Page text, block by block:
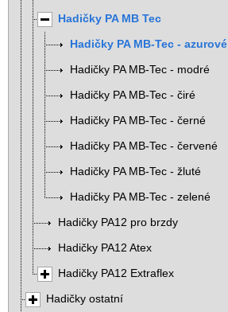
Hadičky PA MB Tec
Hadičky PA MB-Tec - azurové
Hadičky PA MB-Tec - modré
Hadičky PA MB-Tec - čiré
Hadičky PA MB-Tec - černé
Hadičky PA MB-Tec - červené
Hadičky PA MB-Tec - žluté
Hadičky PA MB-Tec - zelené
Hadičky PA12 pro brzdy
Hadičky PA12 Atex
Hadičky PA12 Extraflex
Hadičky ostatní